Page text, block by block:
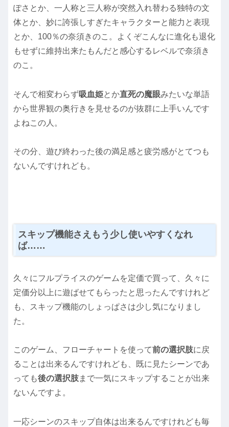
ぽさとか、一人称と三人称が突然入れ替わる独特の文
体とか、妙に誇張しすぎたキャラクターと能力と表現
とか、100％の奈須きのこ。よくぞこんなに進化も退化
もせずに維持出来たもんだと感心するレベルで奈須き
のこ。
そんで相変わらず吸血姫とか直死の魔眼みたいな単語
から世界観の奥行きを見せるのが抜群に上手いんです
よねこの人。
その分、遊び終わった後の満足感と疲労感がとてつも
ないんですけれども。
スキップ機能さえもう少し使いやすくなれ
ば……
久々にフルプライスのゲームを定価で買って、久々に
定価分以上に遊ばせてもらったと思ったんですけれど
も、スキップ機能のしょっぱさは少し気になりまし
た。
このゲーム、フローチャートを使って前の選択肢に戻
ることは出来るんですけれども、既に見たシーンであ
っても後の選択肢まで一気にスキップすることが出来
ないんですよ。
一応シーンのスキップ自体は出来るんですけれども毎